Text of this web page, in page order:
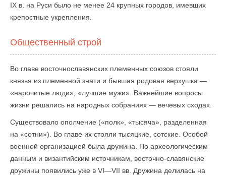
IX в. на Руси было не менее 24 крупных городов, имевших
крепостные укрепления.
Общественный строй
Во главе восточнославянских племенных союзов стояли
князья из племенной знати и бывшая родовая верхушка —
«нарочитые люди», «лучшие мужи». Важнейшие вопросы
жизни решались на народных собраниях — вечевых сходах.
Существовало ополчение («полк», «тысяча», разделенная
на «сотни»). Во главе их стояли тысяцкие, сотские. Особой
военной организацией была дружина. По археологическим
данным и византийским источникам, восточно-славянские
дружины появились уже в VI—VII вв. Дружина делилась на